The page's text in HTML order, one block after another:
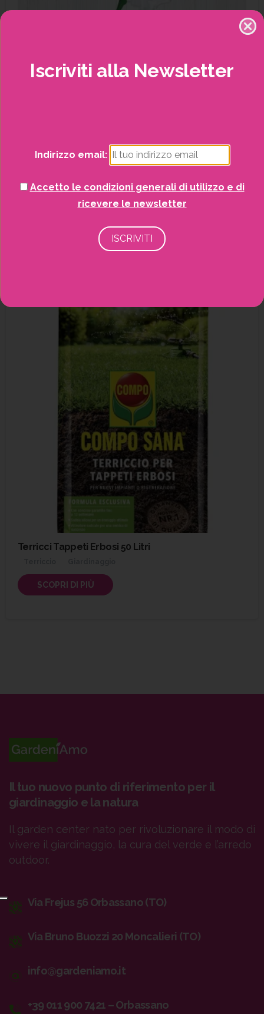
Compo Bio Lecitina Soia (Funghi) 750 ml
Anticrittogamici Fitofarmaci Giardinaggio
Terricci Tappeti Erbosi 50 Litri
SCOPRI DI PIÙ
Il tuo nuovo punto di riferimento per il
giardinaggio e la natura
Il garden center nato per rivoluzionare il modo di
vivere il giardinaggio, la cura del verde e l’arredo
outdoor.
Via Frejus 56 Orbassano (TO)
Via Bruno Buozzi 20 Moncalieri (TO)
info@gardeniamo.it
+39 011 900 7421 – Orbassano
Iscriviti alla Newsletter
Indirizzo email:
Accetto le condizioni generali di utilizzo e di
ricevere le newsletter